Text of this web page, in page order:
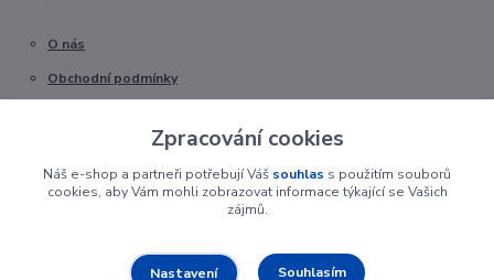
O nás
Obchodní podmínky
Zpracování cookies
Náš e-shop a partneři potřebují Váš souhlas s použitím souborů
cookies, aby Vám mohli zobrazovat informace týkající se Vašich
zájmů.
Nastavení Souhlasím